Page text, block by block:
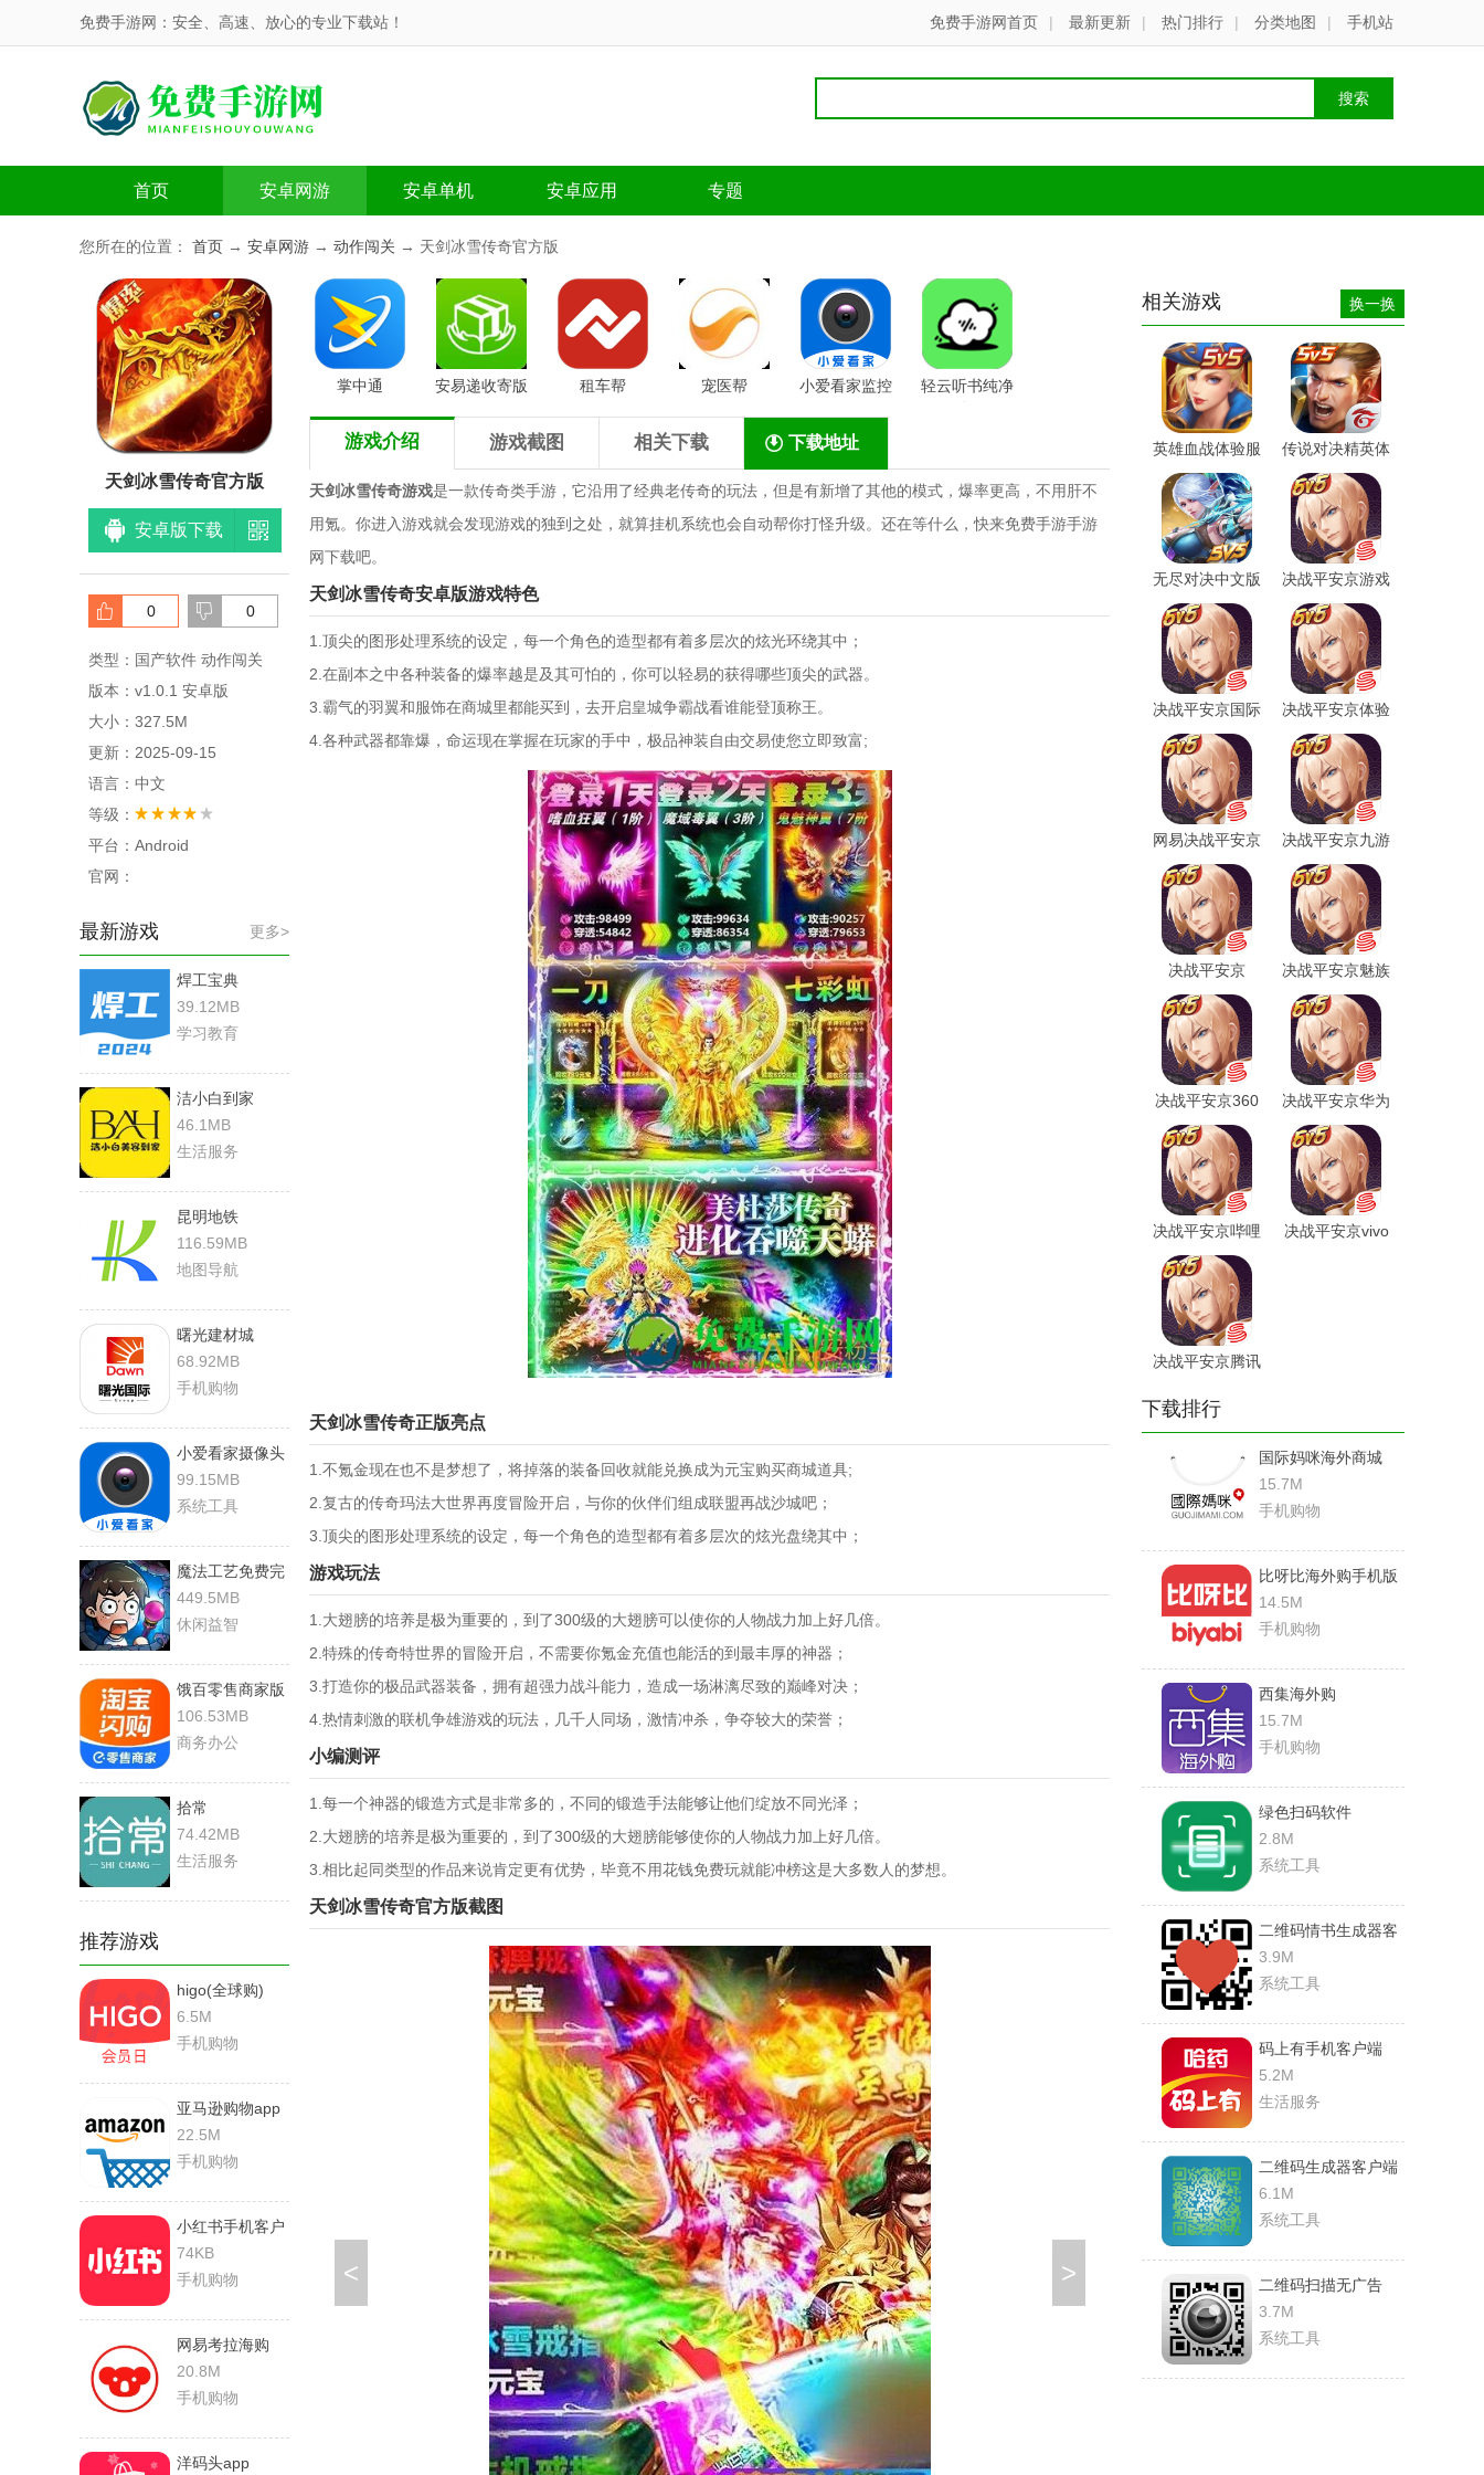
免费手游网：安全、高速、放心的专业下载站！ 免费手游网首页 | 最新更新 | 热门排行 | 分类地图 | 手机站
首页 安卓网游 安卓单机 安卓应用 专题
您所在的位置： 首页 → 安卓网游 → 动作闯关 → 天剑冰雪传奇官方版
天剑冰雪传奇官方版
安卓版下载
0 0
类型：国产软件 动作闯关
版本：v1.0.1 安卓版
大小：327.5M
更新：2025-09-15
语言：中文
等级：
平台：Android
官网：
更多>
最新游戏
焊工宝典
39.12MB
学习教育
洁小白到家
46.1MB
生活服务
昆明地铁
116.59MB
地图导航
曙光建材城
68.92MB
手机购物
小爱看家摄像头
99.15MB
系统工具
魔法工艺免费完
整版
449.5MB
休闲益智
饿百零售商家版
106.53MB
商务办公
拾常
74.42MB
生活服务
推荐游戏
higo(全球购)
6.5M
手机购物
亚马逊购物app
22.5M
手机购物
小红书手机客户
端
74KB
手机购物
网易考拉海购
20.8M
手机购物
洋码头app
掌中通 安易递收寄版 租车帮 宠医帮 小爱看家监控
轻云听书纯净
游戏介绍 游戏截图 相关下载 下载地址
天剑冰雪传奇游戏是一款传奇类手游，它沿用了经典老传奇的玩法，但是有新增了其他的模式，爆率更高，不用肝不
用氪。你进入游戏就会发现游戏的独到之处，就算挂机系统也会自动帮你打怪升级。还在等什么，快来免费手游手游
网下载吧。
天剑冰雪传奇安卓版游戏特色
1.顶尖的图形处理系统的设定，每一个角色的造型都有着多层次的炫光环绕其中；
2.在副本之中各种装备的爆率越是及其可怕的，你可以轻易的获得哪些顶尖的武器。
3.霸气的羽翼和服饰在商城里都能买到，去开启皇城争霸战看谁能登顶称王。
4.各种武器都靠爆，命运现在掌握在玩家的手中，极品神装自由交易使您立即致富;
天剑冰雪传奇正版亮点
1.不氪金现在也不是梦想了，将掉落的装备回收就能兑换成为元宝购买商城道具;
2.复古的传奇玛法大世界再度冒险开启，与你的伙伴们组成联盟再战沙城吧；
3.顶尖的图形处理系统的设定，每一个角色的造型都有着多层次的炫光盘绕其中；
游戏玩法
1.大翅膀的培养是极为重要的，到了300级的大翅膀可以使你的人物战力加上好几倍。
2.特殊的传奇特世界的冒险开启，不需要你氪金充值也能活的到最丰厚的神器；
3.打造你的极品武器装备，拥有超强力战斗能力，造成一场淋漓尽致的巅峰对决；
4.热情刺激的联机争雄游戏的玩法，几千人同场，激情冲杀，争夺较大的荣誉；
小编测评
1.每一个神器的锻造方式是非常多的，不同的锻造手法能够让他们绽放不同光泽；
2.大翅膀的培养是极为重要的，到了300级的大翅膀能够使你的人物战力加上好几倍。
3.相比起同类型的作品来说肯定更有优势，毕竟不用花钱免费玩就能冲榜这是大多数人的梦想。
天剑冰雪传奇官方版截图
< >
换一换
相关游戏
英雄血战体验服
中文版
传说对决精英体
验服最新版本
无尽对决中文版
最新版
决战平安京游戏
官方版本
决战平安京国际
版
决战平安京体验
服
网易决战平安京
官方版
决战平安京九游
客户端
决战平安京
4399原先版
决战平安京魅族
渠道服
决战平安京360
渠道服
决战平安京华为
渠道服
决战平安京哔哩
哔哩版
决战平安京vivo
决战平安京腾讯
下载排行
国际妈咪海外商城
15.7M
手机购物
比呀比海外购手机版
14.5M
手机购物
西集海外购
15.7M
手机购物
绿色扫码软件
2.8M
系统工具
二维码情书生成器客
户端(love letter
qrcode)
3.9M
系统工具
码上有手机客户端
5.2M
生活服务
二维码生成器客户端
6.1M
系统工具
二维码扫描无广告
3.7M
系统工具